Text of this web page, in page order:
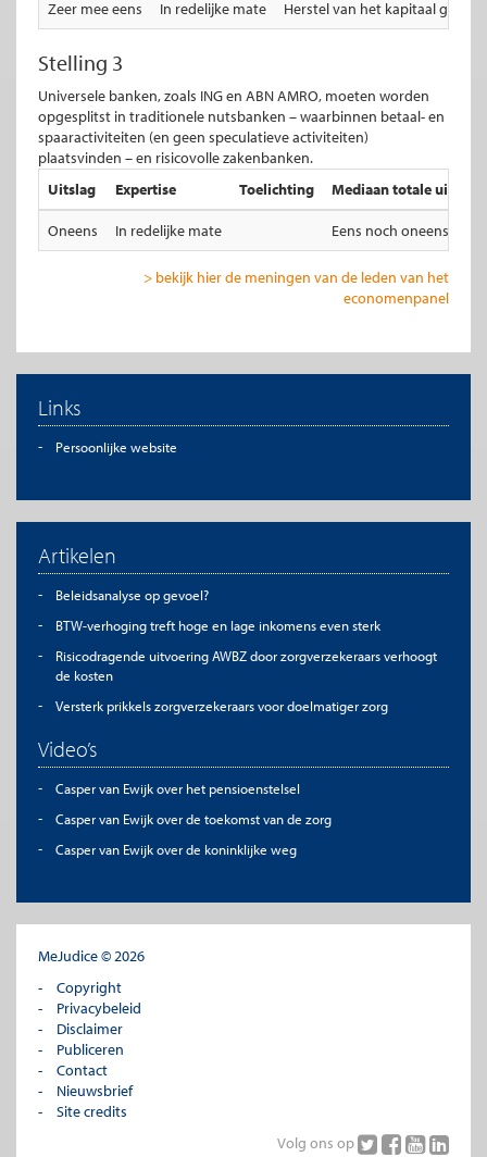
Zeer mee eens In redelijke mate Herstel van het kapitaal gaat
Stelling 3
Universele banken, zoals ING en ABN AMRO, moeten worden
opgesplitst in traditionele nutsbanken – waarbinnen betaal- en
spaaractiviteiten (en geen speculatieve activiteiten)
plaatsvinden – en risicovolle zakenbanken.
Uitslag
Expertise Toelichting Mediaan totale uitslag
Oneens In redelijke mate Eens noch oneens
> bekijk hier de meningen van de leden van het
economenpanel
Links
Persoonlijke website
Artikelen
Beleidsanalyse op gevoel?
BTW-verhoging treft hoge en lage inkomens even sterk
Risicodragende uitvoering AWBZ door zorgverzekeraars verhoogt
de kosten
Versterk prikkels zorgverzekeraars voor doelmatiger zorg
Video’s
Casper van Ewijk over het pensioenstelsel
Casper van Ewijk over de toekomst van de zorg
Casper van Ewijk over de koninklijke weg
MeJudice © 2026
Copyright
Privacybeleid
Disclaimer
Publiceren
Contact
Nieuwsbrief
Site credits
Volg ons op